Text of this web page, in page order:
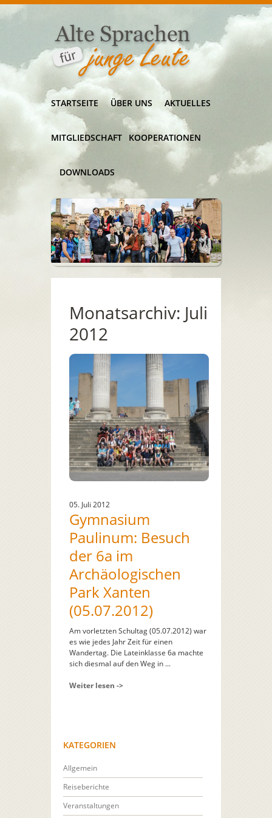
STARTSEITE ÜBER UNS AKTUELLES
MITGLIEDSCHAFT KOOPERATIONEN
DOWNLOADS
Monatsarchiv: Juli
2012
05. Juli 2012
Gymnasium
Paulinum: Besuch
der 6a im
Archäologischen
Park Xanten
(05.07.2012)
Am vorletzten Schultag (05.07.2012) war
es wie jedes Jahr Zeit für einen
Wandertag. Die Lateinklasse 6a machte
sich diesmal auf den Weg in ...
Weiter lesen ->
KATEGORIEN
Allgemein
Reiseberichte
Veranstaltungen